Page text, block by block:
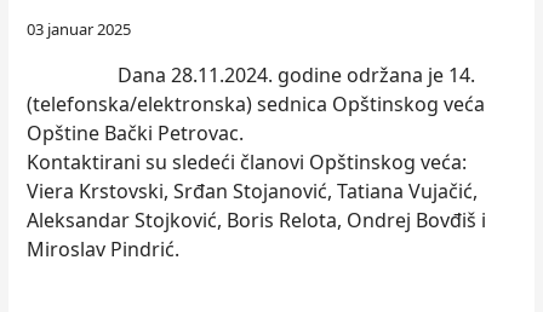
03 januar 2025
Dana 28.11.2024. godine održana je 14.
(telefonska/elektronska) sednica Opštinskog veća
Opštine Bački Petrovac.
Kontaktirani su sledeći članovi Opštinskog veća:
Viera Krstovski, Srđan Stojanović, Tatiana Vujačić,
Aleksandar Stojković, Boris Relota, Ondrej Bovđiš i
Miroslav Pindrić.